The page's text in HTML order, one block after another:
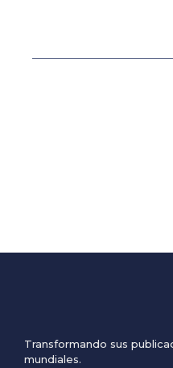
Transformando sus
mundiales.